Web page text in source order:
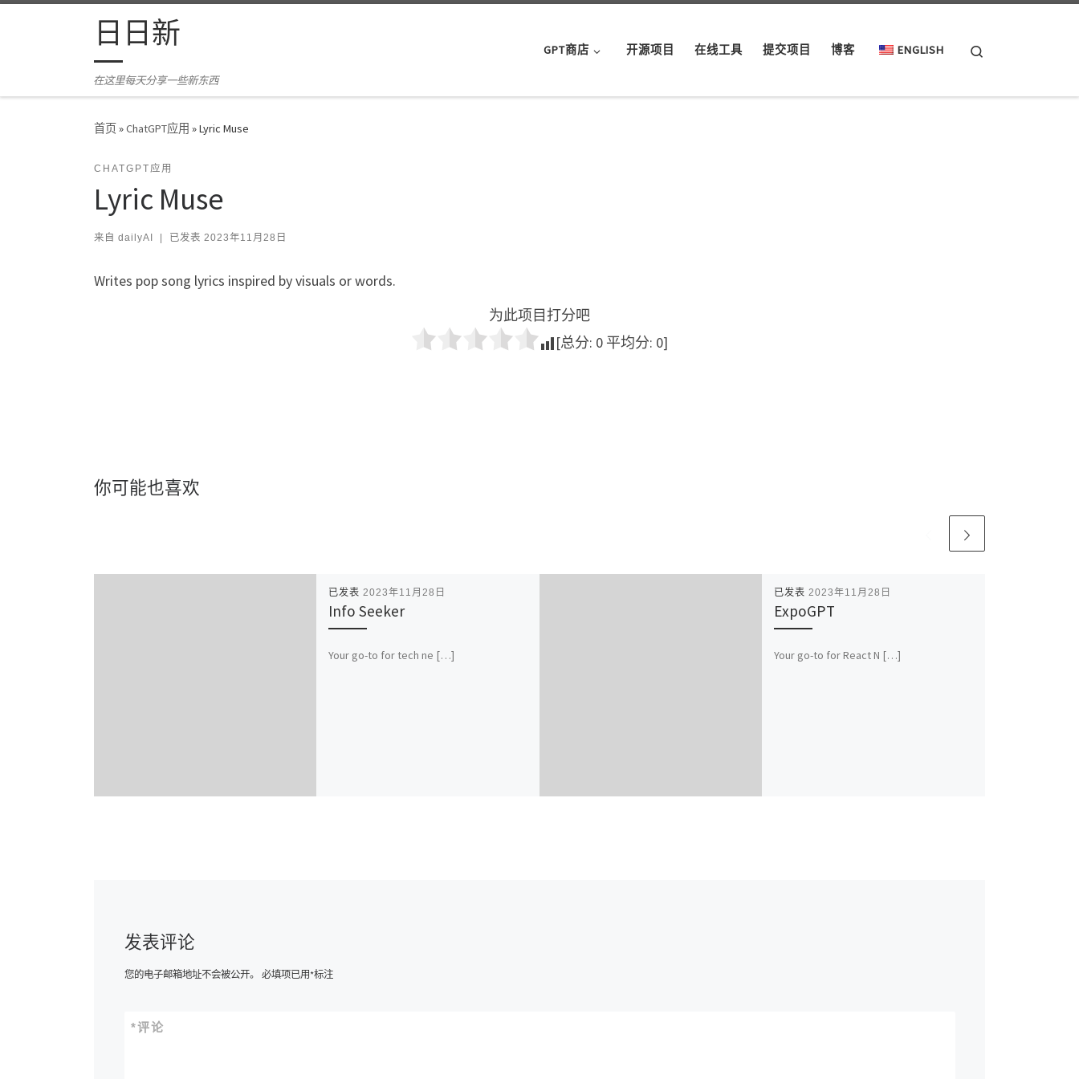
Skip to content日日新
在这里每天分享一些新东西
GPT商店 开源项目 在线工具 提交项目 博客 ENGLISH
首页»ChatGPT应用 »Lyric Muse
CHATGPT应用
Lyric Muse
来自 dailyAI 已发表 2023年11月28日
Writes pop song lyrics inspired by visuals or words.
为此项目打分吧
[总分: 0 平均分: 0]
你可能也喜欢
已发表 2023年11月28日
Info Seeker
Your go-to for tech ne […]
已发表 2023年11月28日
ExpoGPT
Your go-to for React N […]
发表评论
您的电子邮箱地址不会被公开。 必填项已用*标注
评论
*